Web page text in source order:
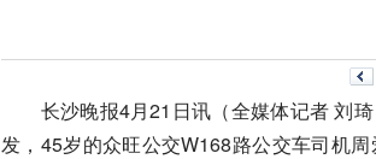
长沙晚报4月21日讯（全媒体记者 刘琦
发，45岁的众旺公交W168路公交车司机